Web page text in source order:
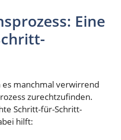
Eine
es manchmal verwirrend
zurechtzufinden.
Schritt-für-Schritt-
hilft: